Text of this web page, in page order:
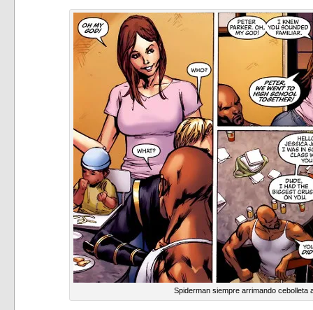
Spiderman siempre arrimando cebolleta